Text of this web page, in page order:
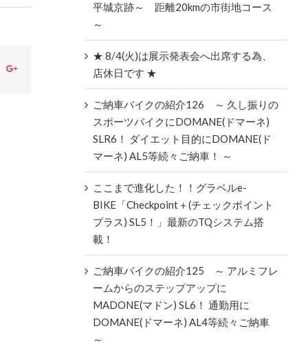
Google+
平城京跡～ 距離20kmの市街地コース
～
★ 8/4(火)は展示発表会へ出席する為、
店休日です ★
ご納車バイクの紹介126 ～ 久し振りの
スポーツバイクにDOMANE(ドマーネ)
SLR6！ ダイエット目的にDOMANE(ド
マーネ) AL5等続々ご納車！ ～
ここまで進化した！！グラベルe-
BIKE「Checkpoint＋(チェックポイント
プラス) SL5！」最新のTQシステム搭
載！
ご納車バイクの紹介125 ～ アルミフレ
ームからのステップアップに
MADONE(マドン) SL6！ 通勤用に
DOMANE(ドマーネ) AL4等続々ご納車
～